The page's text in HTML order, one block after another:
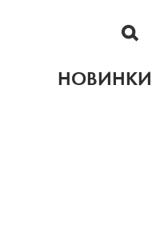
НОВИНКИ